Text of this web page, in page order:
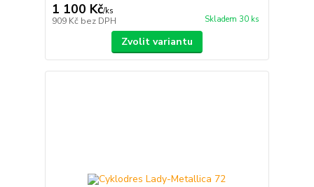
1 100 Kč/ks
909 Kč bez DPH Skladem 30 ks
Zvolit variantu